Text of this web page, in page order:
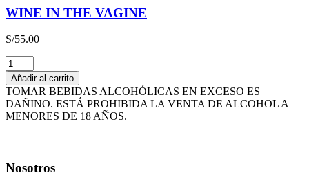
WINE IN THE VAGINE
S/55.00
WINE
IN
THE
VAGINE
cantidad
Añadir al carrito
TOMAR BEBIDAS ALCOHÓLICAS EN EXCESO ES
DAÑINO. ESTÁ PROHIBIDA LA VENTA DE ALCOHOL A
MENORES DE 18 AÑOS.
Nosotros